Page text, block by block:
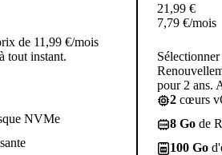
de 11,99 €/mois
tout instant.
NVMe
21,99 €
7,79 €/mois
Sélectionner
pour 2 ans.
2 cœurs
8 Go de
100 Go